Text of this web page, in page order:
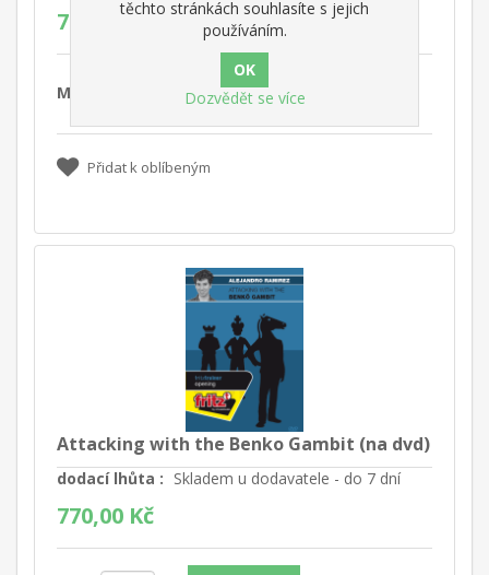
770,00 Kč
Množ.: Koupit
Přidat k oblíbeným
Attacking with the Benko Gambit (na dvd)
dodací lhůta : Skladem u dodavatele - do 7 dní
770,00 Kč
těchto stránkách souhlasíte s jejich
používáním.
Dozvědět se více